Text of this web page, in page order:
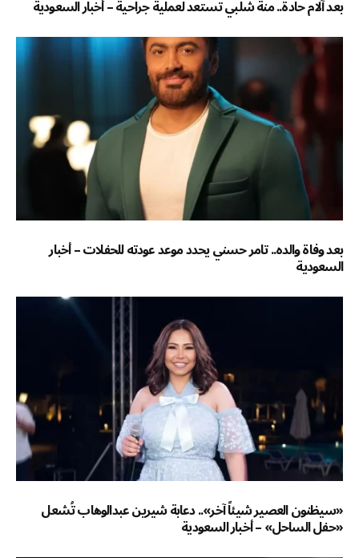
بعد آلام حادة.. منة شلبي تستعد لعملية جراحية – أخبار السعودية
بعد وفاة والده.. تامر حسني يحدد موعد عودته للحفلات – أخبار
السعودية
«سيظنون العصير شيئاً آخر».. دعابة شيرين عبدالوهاب تُشعل
«حفل الساحل» – أخبار السعودية